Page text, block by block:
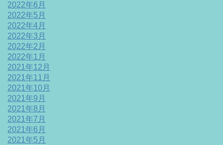
2022年6月
2022年5月
2022年4月
2022年3月
2022年2月
2022年1月
2021年12月
2021年11月
2021年10月
2021年9月
2021年8月
2021年7月
2021年6月
2021年5月